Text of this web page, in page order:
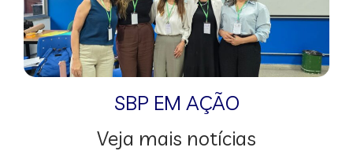
SBP EM AÇÃO
Veja mais notícias